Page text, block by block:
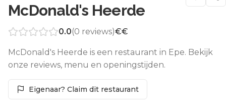
McDonald's Heerde
0.0(0 reviews)€€
McDonald's Heerde is een restaurant in Epe. Bekijk
onze reviews, menu en openingstijden.
Eigenaar? Claim dit restaurant